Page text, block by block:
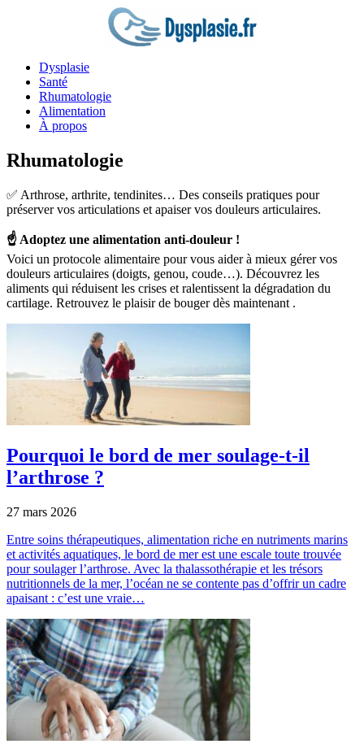
Dysplasie
Santé
Rhumatologie
Alimentation
À propos
Rhumatologie
✅ Arthrose, arthrite, tendinites… Des conseils pratiques pour
préserver vos articulations et apaiser vos douleurs articulaires.
☝️ Adoptez une alimentation anti-douleur !
Voici un protocole alimentaire pour vous aider à mieux gérer vos
douleurs articulaires (doigts, genou, coude…). Découvrez les
aliments qui réduisent les crises et ralentissent la dégradation du
cartilage. Retrouvez le plaisir de bouger dès maintenant .
Pourquoi le bord de mer soulage-t-il
l’arthrose ?
27 mars 2026
Entre soins thérapeutiques, alimentation riche en nutriments marins
et activités aquatiques, le bord de mer est une escale toute trouvée
pour soulager l’arthrose. Avec la thalassothérapie et les trésors
nutritionnels de la mer, l’océan ne se contente pas d’offrir un cadre
apaisant : c’est une vraie…